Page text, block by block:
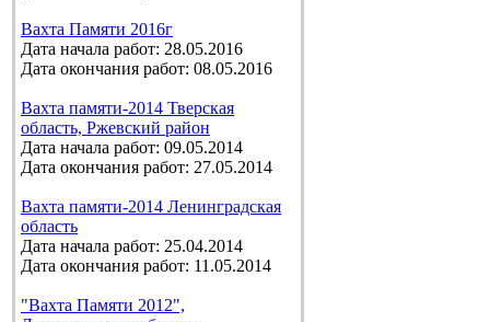
Вахта Памяти 2016г
Дата начала работ: 28.05.2016
Дата окончания работ: 08.05.2016
Вахта памяти-2014 Тверская
область, Ржевский район
Дата начала работ: 09.05.2014
Дата окончания работ: 27.05.2014
Вахта памяти-2014 Ленинградская
область
Дата начала работ: 25.04.2014
Дата окончания работ: 11.05.2014
"Вахта Памяти 2012",